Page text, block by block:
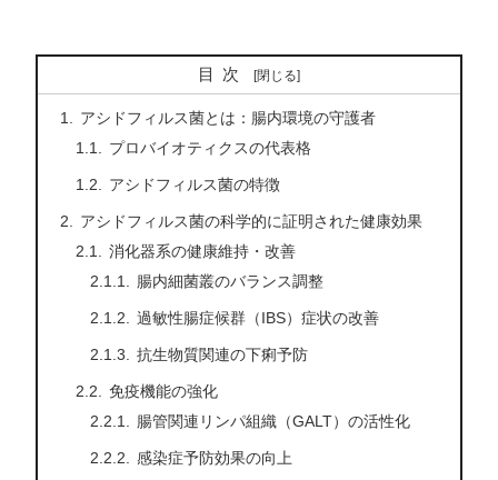
目次
アシドフィルス菌とは：腸内環境の守護者
プロバイオティクスの代表格
アシドフィルス菌の特徴
アシドフィルス菌の科学的に証明された健康効果
消化器系の健康維持・改善
腸内細菌叢のバランス調整
過敏性腸症候群（IBS）症状の改善
抗生物質関連の下痢予防
免疫機能の強化
腸管関連リンパ組織（GALT）の活性化
感染症予防効果の向上